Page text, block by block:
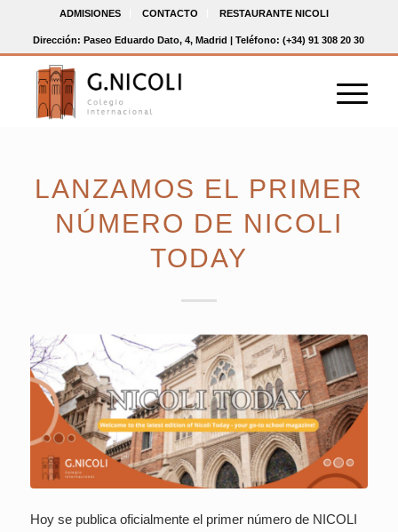
ADMISIONES CONTACTO RESTAURANTE NICOLI
Dirección: Paseo Eduardo Dato, 4, Madrid | Teléfono: (+34) 91 308 20 30
LANZAMOS EL PRIMER
NÚMERO DE NICOLI
TODAY
Hoy se publica oficialmente el primer número de NICOLI